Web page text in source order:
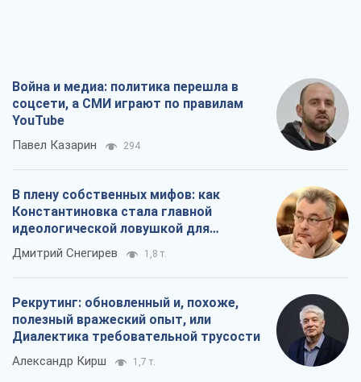
Война и медиа: политика перешла в
соцсети, а СМИ играют по правилам
YouTube
Павел Казарин 294
В плену собственных мифов: как
Константиновка стала главной
идеологической ловушкой для
российских оккупантов
Дмитрий Снегирев 1,8 т.
Рекрутинг: обновленный и, похоже,
полезный вражеский опыт, или
Диалектика требовательной трусости
Александр Кирш 1,7 т.